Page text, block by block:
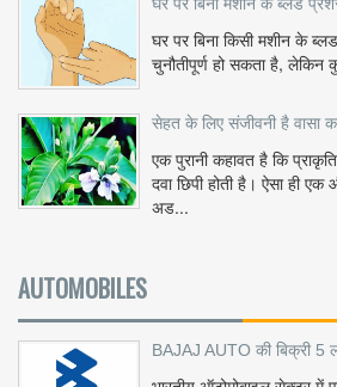
घर पर बिना मशीन के ब्लड
घर पर बिना किसी मशीन के
चुनौतीपूर्ण हो सकता है, लेकिन
सेहत के लिए संजीवनी है वासा
एक पुरानी कहावत है कि
दवा छिपी होती है। ऐसा ही एक
अड...
AUTOMOBILES
BAJAJ AUTO की बिक्री 5